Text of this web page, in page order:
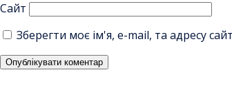
Сайт
Зберегти моє ім'я, e-mail, та адресу